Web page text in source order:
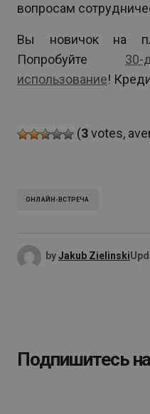
вопросам
Вы новичок на
Попробуйте
использование!
(3votes,
ОНЛАЙН-ВСТРЕЧА
byJakub Zielinski
Подпишитесь